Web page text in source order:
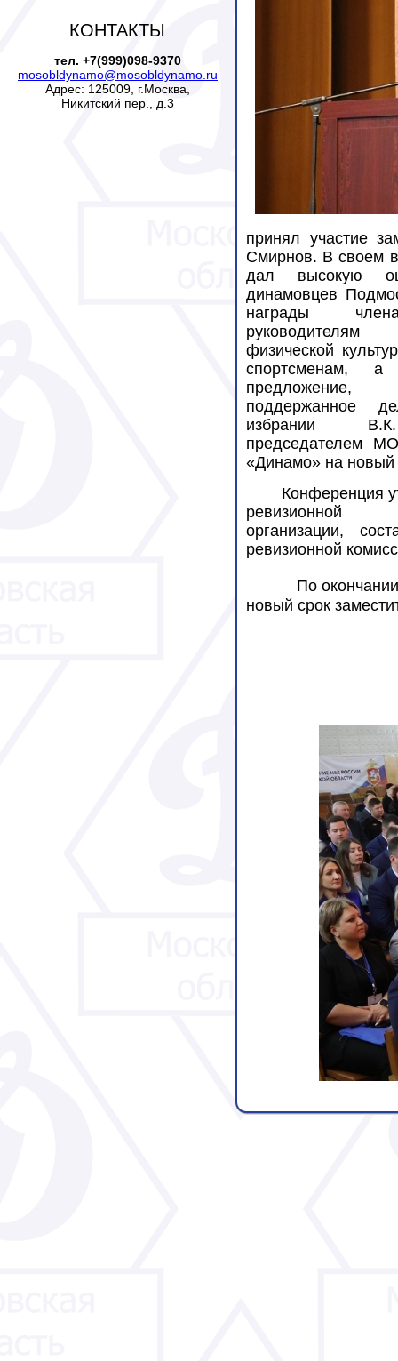
КОНТАКТЫ
тел. +7(999)098-9370
mosobldynamo@mosobldynamo.ru
Адрес: 125009, г.Москва,
Никитский пер., д.3
принял участие
Смирнов. В своем
дал высокую
динамовцев
награды
руководителям
физической
спортсменам,
предложение,
поддержанное
избрании
председателем
«Динамо» на новый
Конференция
организации,
ревизионной
По
новый срок